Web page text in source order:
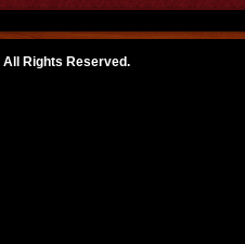
Rights Reserved.